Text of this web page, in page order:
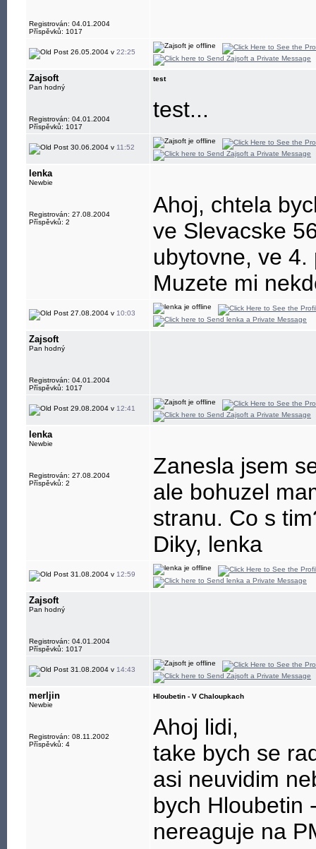
Registrován: 04.01.2004
Příspěvků: 1017
26.05.2004 v 22:25
Zajsoft
Pan hodný
Registrován: 04.01.2004
Příspěvků: 1017
test
test...
30.06.2004 v 11:52
lenka
Newbie
Registrován: 27.08.2004
Příspěvků: 2
Ahoj, chtela
ve Slevacske
ubytovne, ve
Muzete mi
27.08.2004 v 10:03
Zajsoft
Pan hodný
Registrován: 04.01.2004
Příspěvků: 1017
29.08.2004 v 12:41
lenka
Newbie
Registrován: 27.08.2004
Příspěvků: 2
Zanesla jsem
ale bohuzel
stranu. Co s
Diky, lenka
31.08.2004 v 12:59
Zajsoft
Pan hodný
Registrován: 04.01.2004
Příspěvků: 1017
31.08.2004 v 14:43
merljin
Newbie
Registrován: 08.11.2002
Příspěvků: 4
Hloubetin - V Chaloupkach
Ahoj lidi,
take bych se
asi neuvidim
bych Hloubetin
nereaguje na